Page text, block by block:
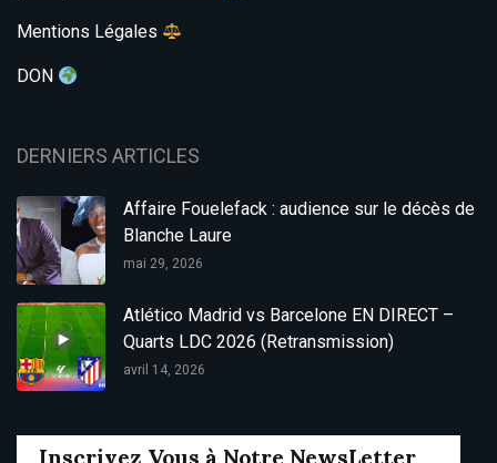
Mentions Légales
DON
DERNIERS ARTICLES
Affaire Fouelefack : audience sur le décès de
Blanche Laure
mai 29, 2026
Atlético Madrid vs Barcelone EN DIRECT –
Quarts LDC 2026 (Retransmission)
avril 14, 2026
Inscrivez Vous à Notre NewsLetter